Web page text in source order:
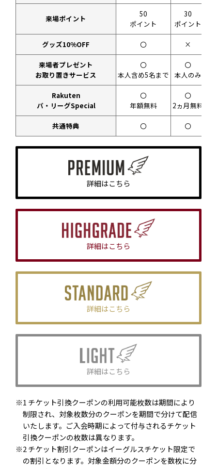
来場ポイント
50
ポイント
30
ポイント
グッズ10%OFF 〇 ×
来場者プレゼント
お取り置きサービス
〇
本人含め5名まで
〇
本人のみ
Rakuten
パ・リーグSpecial
〇
年額無料
〇
2ヵ月無料
共通特典 〇 〇
詳細はこちら
詳細はこちら
詳細はこちら
詳細はこちら
1 チケット引換クーポンの利用可能枚数は期間により
制限され、対象枚数分のクーポンを期間で分けて配信
いたします。ご入会時期によって付与されるチケット
引換クーポンの枚数は異なります。
2 チケット割引クーポンはイーグルスチケット限定で
の割引となります。対象金額分のクーポンを数枚に分